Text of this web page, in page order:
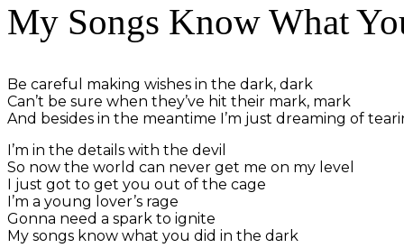
My Songs Know What
Be careful making wishes in the dark, dark
Can’t be sure when they’ve hit their mark, mark
And besides in the meantime I’m just dreaming of
I’m in the details with the devil
So now the world can never get me on my level
I just got to get you out of the cage
I’m a young lover’s rage
Gonna need a spark to ignite
My songs know what you did in the dark